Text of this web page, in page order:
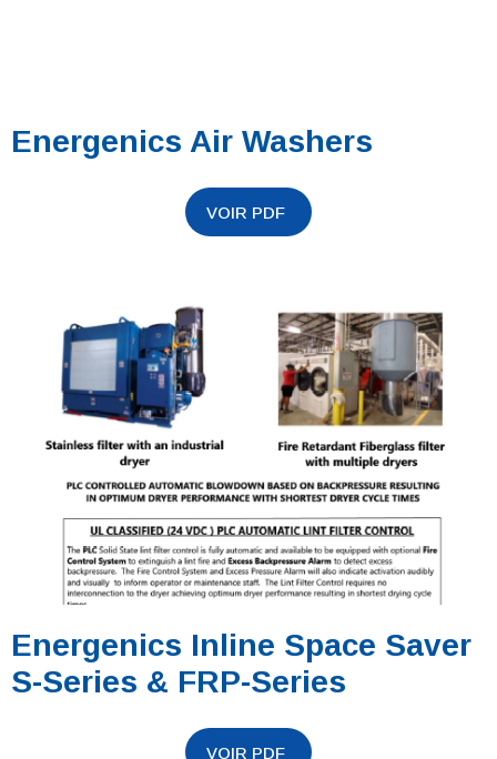
Energenics Air Washers
Energenics Inline Space Saver
S-Series & FRP-Series